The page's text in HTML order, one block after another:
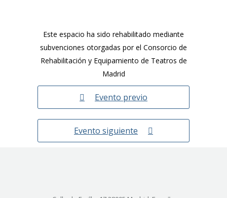
Este espacio ha sido rehabilitado mediante
subvenciones otorgadas por el Consorcio de
Rehabilitación y Equipamiento de Teatros de
Madrid
Evento previo
Evento siguiente